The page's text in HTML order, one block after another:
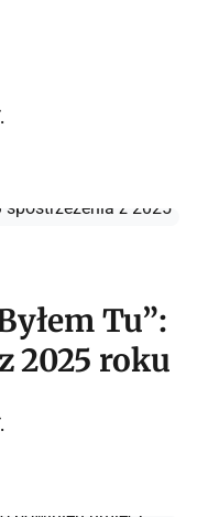
Tu”:
2025 roku